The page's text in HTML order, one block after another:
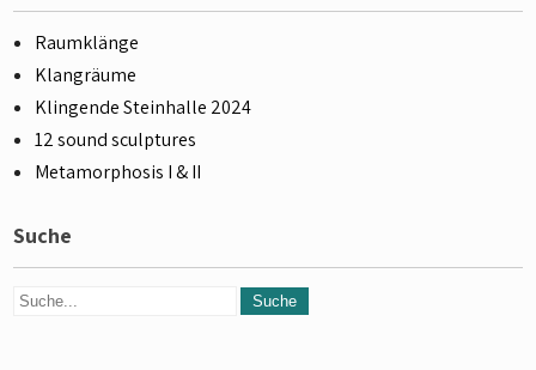
Raumklänge
Klangräume
Klingende Steinhalle 2024
12 sound sculptures
Metamorphosis I & II
Suche